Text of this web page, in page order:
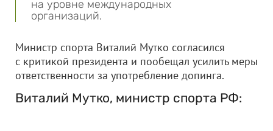
на уровне международных
организаций.
Министр спорта Виталий Мутко согласился
с критикой президента и пообещал усилить меры
ответственности за употребление допинга.
Виталий Мутко, министр спорта РФ: